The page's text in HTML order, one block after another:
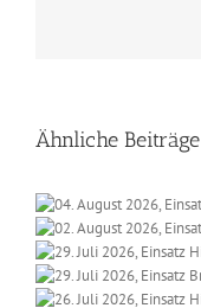
Ähnliche Beiträge